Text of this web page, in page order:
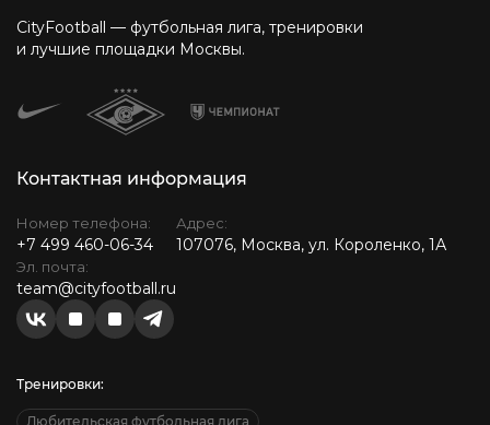
CityFootball — футбольная лига, тренировки
и лучшие площадки Москвы.
Контактная информация
Номер телефона:
+7 499 460-06-34
Эл. почта:
team@cityfootball.ru
Адрес:
107076, Москва, ул. Короленко, 1А
Тренировки:
Любительская футбольная лига